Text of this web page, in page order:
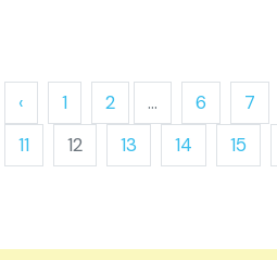
‹ 1 2 ... 6 7
11
12 13 14 15